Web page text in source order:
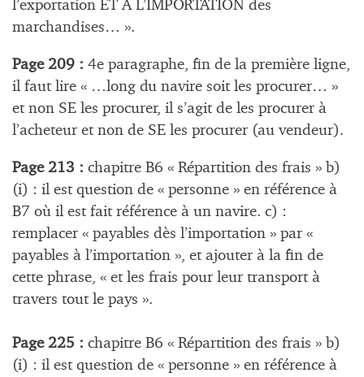
l’exportation ET À L’IMPORTATION des
marchandises… ».
Page 209 : 4e paragraphe, fin de la première ligne,
il faut lire « …long du navire soit les procurer… »
et non SE les procurer, il s’agit de les procurer à
l’acheteur et non de SE les procurer (au vendeur).
Page 213 : chapitre B6 « Répartition des frais » b)
(i) : il est question de « personne » en référence à
B7 où il est fait référence à un navire. c) :
remplacer « payables dès l’importation » par «
payables à l’importation », et ajouter à la fin de
cette phrase, « et les frais pour leur transport à
travers tout le pays ».
Page 225 : chapitre B6 « Répartition des frais » b)
(i) : il est question de « personne » en référence à